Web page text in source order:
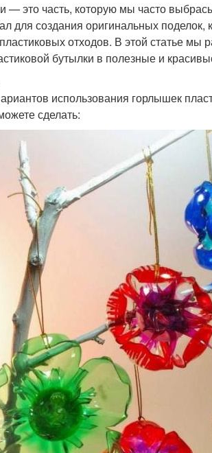
— это часть, которую мы часто
для создания оригинальных поделок,
отходов. В этой статье мы
бутылки в полезные и
использования горлышек
сделать: